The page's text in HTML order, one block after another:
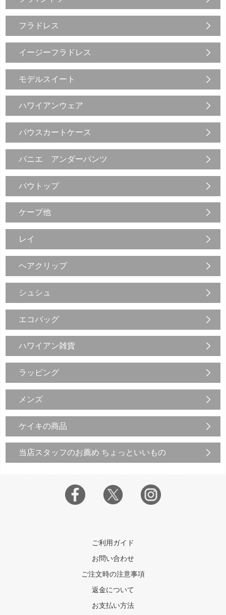
フラドレス
イージーフラドレス
モデルスイート
ハワイアンウェア
パウスカートケース
パニエ アンダーパンツ
パウトップ
ケープ他
レイ
ヘアクリップ
シュシュ
エコバッグ
ハワイアン雑貨
ラッピング
メンズ
ケイキの商品
当店スタッフのお薦め ちょっといいもの
ご利用ガイド
お問い合わせ
ご注文時の注意事項
返金について
お支払い方法